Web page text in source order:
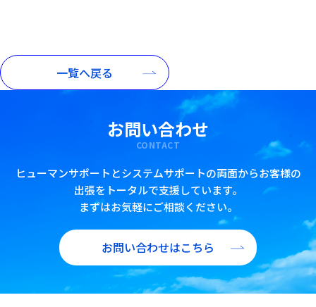
一覧へ戻る
お問い合わせ
CONTACT
ヒューマンサポートとシステムサポートの両面からお客様の
出張をトータルで支援しています。
まずはお気軽にご相談ください。
お問い合わせはこちら